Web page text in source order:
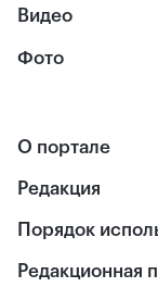
Видео
Фото
О портале
Редакция
Порядок
Редакционная